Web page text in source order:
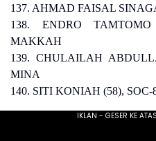
137. AHMAD FAISAL
138. ENDRO
MAKKAH
139. CHULAILAH
MINA
140. SITI KONIAH (58),